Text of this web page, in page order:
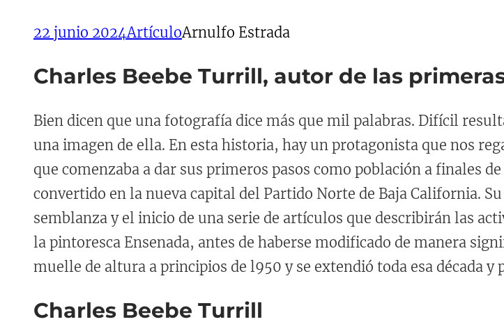
22 junio 2024ArtículoArnulfo Estrada
Charles Beebe Turrill, autor de las
Bien dicen que una fotografía dice más que mil palabras. Difícil
una imagen de ella. En esta historia, hay un protagonista que nos
que comenzaba a dar sus primeros pasos como población a finales
convertido en la nueva capital del Partido Norte de Baja California.
semblanza y el inicio de una serie de artículos que describirán las
la pintoresca Ensenada, antes de haberse modificado de manera
muelle de altura a principios de l950 y se extendió toda esa década y
Charles Beebe Turrill